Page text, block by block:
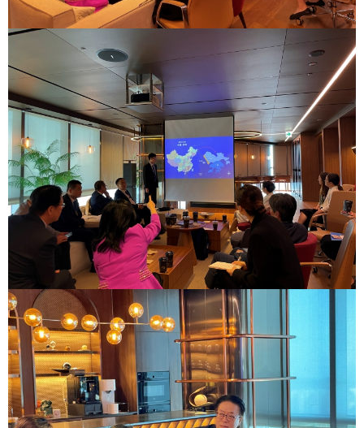
조회/
연간운영
해양금융
아카데미
60초해양금융
CEO
CEO
인사말
CEO
동정
소개
전략
및
목표
설립목적
연혁
조직도
해양금융센터
기부금내역
CI
오시는
길